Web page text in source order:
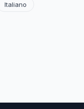
Italiano